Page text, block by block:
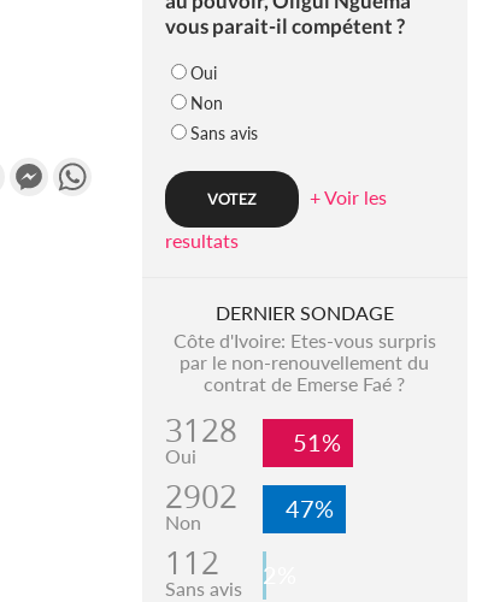
Gmail MessengerWhatsApp
vous parait-il compétent ?
Oui
Non
Sans avis
+ Voir les
resultats
DERNIER SONDAGE
Côte d'Ivoire: Etes-vous surpris
par le non-renouvellement du
contrat de Emerse Faé ?
3128
Oui 51%
2902
Non 47%
112
Sans avis 2%